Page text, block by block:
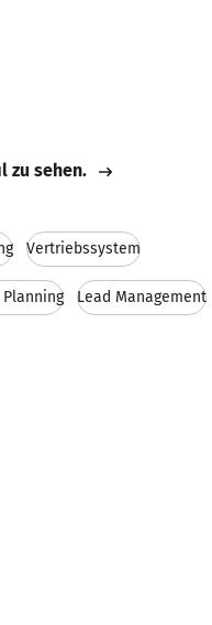
zu sehen.
Vertriebssystem
Lead Management